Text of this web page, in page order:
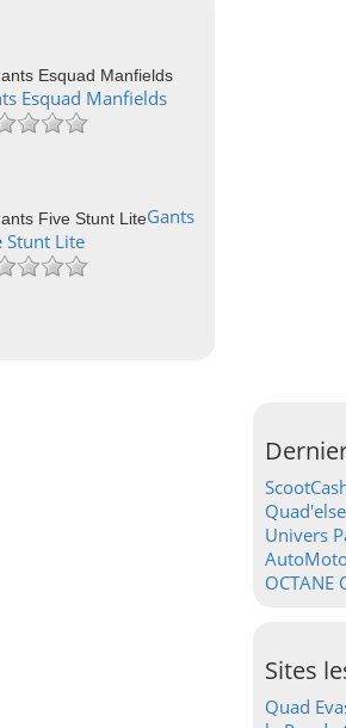
Esquad Manfields
Gants
Stunt Lite
Quad'else
Univers
OCTANE
Sites
Quad